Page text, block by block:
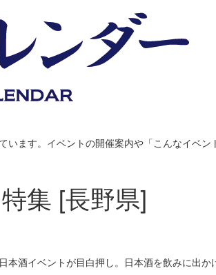
います。イベントの開催案内や「こんなイベ
集 [長野県]
酒イベントが目白押し。日本酒を飲みに出か